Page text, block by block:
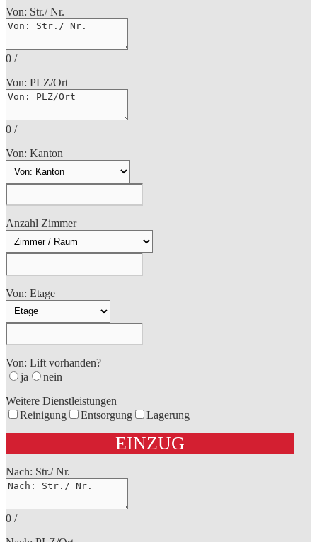
Von: Str./ Nr.
0 /
Von: PLZ/Ort
0 /
Von: Kanton
Anzahl Zimmer
Von: Etage
Von: Lift vorhanden?
ja
nein
Weitere Dienstleistungen
Reinigung
Entsorgung Lagerung
EINZUG
Nach: Str./ Nr.
0 /